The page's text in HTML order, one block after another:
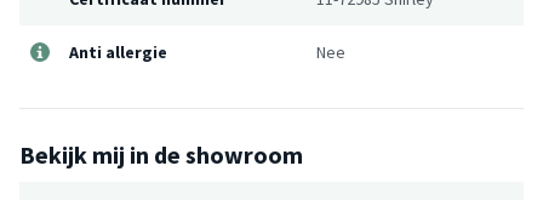
Anti allergie Nee
Bekijk mij in de showroom